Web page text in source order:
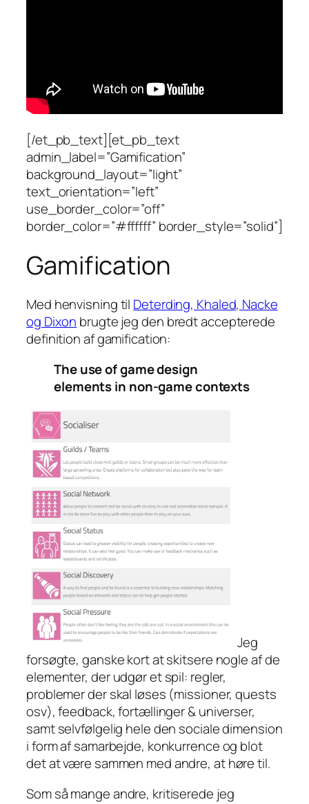
[/et_pb_text][et_pb_text
admin_label=”Gamification”
background_layout=”light”
text_orientation=”left”
use_border_color=”off”
border_color=”#ffffff” border_style=”solid”]
Gamification
Med henvisning til Deterding, Khaled, Nacke
og Dixon brugte jeg den bredt accepterede
definition af gamification:
The use of game design
elements in non-game contexts
Jeg
forsøgte, ganske kort at skitsere nogle af de
elementer, der udgør et spil: regler,
problemer der skal løses (missioner, quests
osv), feedback, fortællinger & universer,
samt selvfølgelig hele den sociale dimension
i form af samarbejde, konkurrence og blot
det at være sammen med andre, at høre til.
Som så mange andre, kritiserede jeg